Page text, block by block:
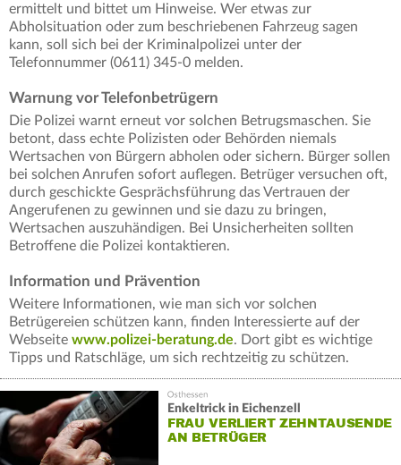
ermittelt und bittet um Hinweise. Wer etwas zur
Abholsituation oder zum beschriebenen Fahrzeug sagen
kann, soll sich bei der Kriminalpolizei unter der
Telefonnummer (0611) 345-0 melden.
Warnung vor Telefonbetrügern
Die Polizei warnt erneut vor solchen Betrugsmaschen. Sie
betont, dass echte Polizisten oder Behörden niemals
Wertsachen von Bürgern abholen oder sichern. Bürger sollen
bei solchen Anrufen sofort auflegen. Betrüger versuchen oft,
durch geschickte Gesprächsführung das Vertrauen der
Angerufenen zu gewinnen und sie dazu zu bringen,
Wertsachen auszuhändigen. Bei Unsicherheiten sollten
Betroffene die Polizei kontaktieren.
Information und Prävention
Weitere Informationen, wie man sich vor solchen
Betrügereien schützen kann, finden Interessierte auf der
Webseite www.polizei-beratung.de. Dort gibt es wichtige
Tipps und Ratschläge, um sich rechtzeitig zu schützen.
Enkeltrick in Eichenzell
FRAU VERLIERT ZEHNTAUSENDE
AN BETRÜGER